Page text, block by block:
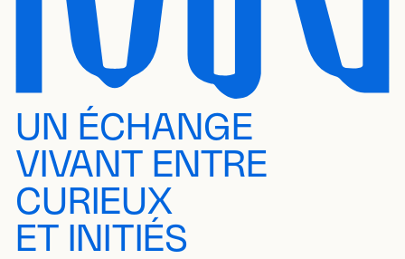
UN ÉCHANGE
VIVANT ENTRE
CURIEUX
ET INITIÉS